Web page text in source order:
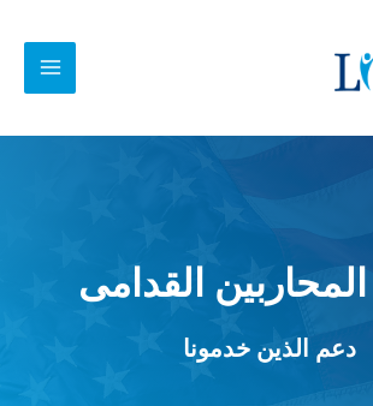
القدامى
دعم الذين خدمونا